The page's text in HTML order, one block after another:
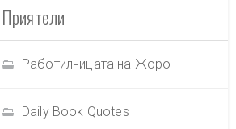
Приятели
Работилницата на Жоро
Daily Book Quotes